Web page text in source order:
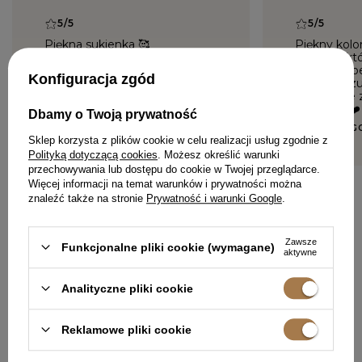
5/5
Piękna sukienka 🥰
5/5
Piękny
sukienki,
Choker
dodaje
jak
Polecam ❤️
KINGA,
W PODOBNYM KOLORZE
Konfiguracja zgód
Dbamy o Twoją prywatność
Sklep korzysta z plików cookie w celu realizacji usług zgodnie z
Polityką dotyczącą cookies . Możesz określić warunki
przechowywania lub dostępu do cookie w Twojej przeglądarce.
Więcej informacji na temat warunków i prywatności można
znaleźć także na stronie Prywatność i warunki Google
Funkcjonalne pliki cookie (wymagane)
Zawsze
aktywne
Analityczne pliki cookie
Reklamowe pliki cookie